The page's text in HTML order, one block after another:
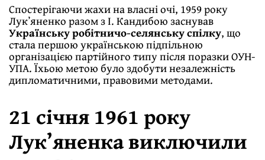
Спостерігаючи жахи на власні очі, 1959 року
Лукʼяненко разом з І. Кандибою заснував
Українську робітничо-селянську спілку, що
стала першою українською підпільною
організацією партійного типу після поразки ОУН-
УПА. Їхьою метою було здобути незалежність
дипломатичними, правовими методами.
21 січня 1961 року
Лук’яненка виключили